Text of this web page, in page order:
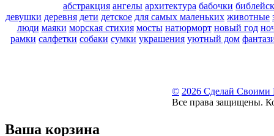
абстракция ангелы архитектура бабочки
девушки деревня дети детское для самых маленьких животные
люди маяки морская стихия мосты натюрморт новый год
рамки салфетки собаки сумки украшения уютный дом
© 2026 Сделай Своими
Все права защищены.
Ваша корзина